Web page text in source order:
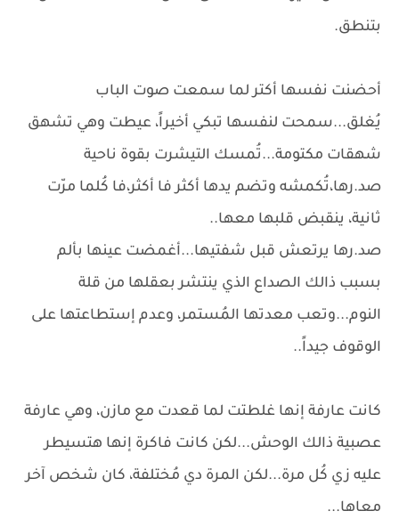
بتنطق.
أحضنت نفسها أكتر لما سمعت صوت الباب
يُغلق...سمحت لنفسها تبكي أخيراً، عيطت وهي تشهق
شهقات مكتومة...تُمسك التيشرت بقوة ناحية
صد.رها،تُكمشه وتضم يدها أكثر فا أكثر،فا كُلما مرّت
ثانية، ينقبض قلبها معها..
صد.رها يرتعش قبل شفتيها...أغمضت عينها بألم
بسبب ذالك الصداع الذي ينتشر بعقلها من قلة
النوم...وتعب معدتها المُستمر، وعدم إستطاعتها على
الوقوف جيداً..
كانت عارفة إنها غلطتت لما قعدت مع مازن، وهي عارفة
عصبية ذالك الوحش...لكن كانت فاكرة إنها هتسيطر
عليه زي كُل مرة...لكن المرة دي مُختلفة، كان شخص آخر
معاها...